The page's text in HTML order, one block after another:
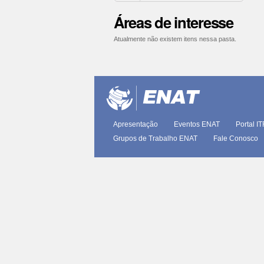
Áreas de interesse
Atualmente não existem itens nessa pasta.
documento
Apresentação Eventos ENAT Portal
Grupos de Trabalho ENAT
Fale Conosco